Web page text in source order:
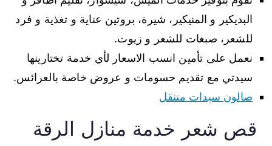
البديكير و المنيكير، شيرة، بروتين عناية و تغذية و فرد
للشعر، صبغات للشعر و زيوت.
نعمل على تأمين انسب الاسعار لأي خدمة تختارينها
سيدتي مع تقديم حسومات و عروض خاصة بالعرائس.
صالون سيدات متنقل
قص شعر خدمة منازل الرقة